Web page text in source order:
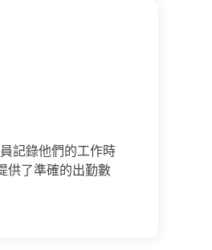
記錄他們的工作時
供了準確的出勤數